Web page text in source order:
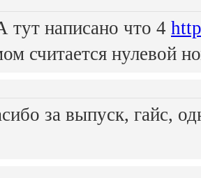
тут написано что 4
считается нулевой
за выпуск, гайс,